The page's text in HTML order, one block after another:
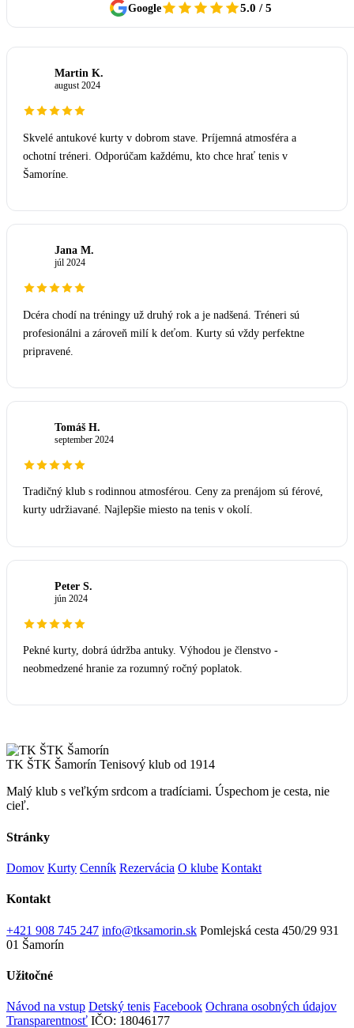
Google 5.0 / 5
Martin K.
august 2024
Skvelé antukové kurty v dobrom stave. Príjemná atmosféra a
ochotní tréneri. Odporúčam každému, kto chce hrať tenis v
Šamoríne.
Jana M.
júl 2024
Dcéra chodí na tréningy už druhý rok a je nadšená. Tréneri sú
profesionálni a zároveň milí k deťom. Kurty sú vždy perfektne
pripravené.
Tomáš H.
september 2024
Tradičný klub s rodinnou atmosférou. Ceny za prenájom sú férové,
kurty udržiavané. Najlepšie miesto na tenis v okolí.
Peter S.
jún 2024
Pekné kurty, dobrá údržba antuky. Výhodou je členstvo -
neobmedzené hranie za rozumný ročný poplatok.
TK ŠTK Šamorín Tenisový klub od 1914
Malý klub s veľkým srdcom a tradíciami. Úspechom je cesta, nie
cieľ.
Stránky
Domov Kurty Cenník Rezervácia O klube Kontakt
Kontakt
+421 908 745 247 info@tksamorin.sk Pomlejská cesta 450/29 931
01 Šamorín
Užitočné
Návod na vstup Detský tenis Facebook Ochrana osobných údajov
Transparentnosť IČO: 18046177